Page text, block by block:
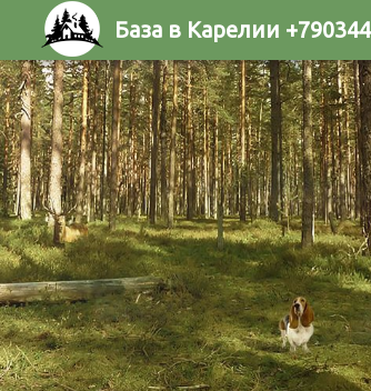
База в Карелии